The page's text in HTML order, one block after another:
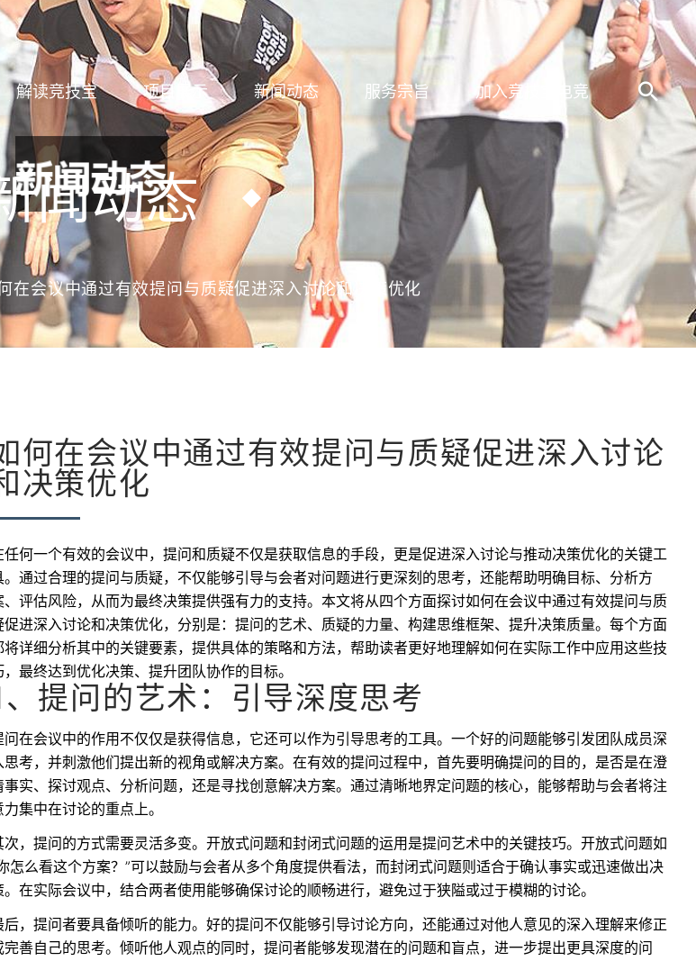
解读竞技宝 项目展示 新闻动态 服务宗旨 加入竞技宝电竞
闻动态
在会议中通过有效提问与质疑促进深入讨论和决策优化
何在会议中通过有效提问与质疑促进深入讨论
决策优化
任何一个有效的会议中，提问和质疑不仅是获取信息的手段，更是促进深入讨论与推动决策优化的关键工
。通过合理的提问与质疑，不仅能够引导与会者对问题进行更深刻的思考，还能帮助明确目标、分析方
、评估风险，从而为最终决策提供强有力的支持。本文将从四个方面探讨如何在会议中通过有效提问与质
促进深入讨论和决策优化，分别是：提问的艺术、质疑的力量、构建思维框架、提升决策质量。每个方面
将详细分析其中的关键要素，提供具体的策略和方法，帮助读者更好地理解如何在实际工作中应用这些技
，最终达到优化决策、提升团队协作的目标。
、提问的艺术：引导深度思考
问在会议中的作用不仅仅是获得信息，它还可以作为引导思考的工具。一个好的问题能够引发团队成员深
思考，并刺激他们提出新的视角或解决方案。在有效的提问过程中，首先要明确提问的目的，是否是在澄
事实、探讨观点、分析问题，还是寻找创意解决方案。通过清晰地界定问题的核心，能够帮助与会者将注
力集中在讨论的重点上。
次，提问的方式需要灵活多变。开放式问题和封闭式问题的运用是提问艺术中的关键技巧。开放式问题如
怎么看这个方案？”可以鼓励与会者从多个角度提供看法，而封闭式问题则适合于确认事实或迅速做出决
。在实际会议中，结合两者使用能够确保讨论的顺畅进行，避免过于狭隘或过于模糊的讨论。
后，提问者要具备倾听的能力。好的提问不仅能够引导讨论方向，还能通过对他人意见的深入理解来修正
完善自己的思考。倾听他人观点的同时，提问者能够发现潜在的问题和盲点，进一步提出更具深度的问